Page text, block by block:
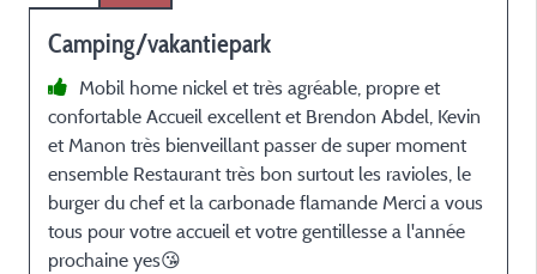
Camping/vakantiepark
Mobil home nickel et très agréable, propre et
confortable Accueil excellent et Brendon Abdel, Kevin
et Manon très bienveillant passer de super moment
ensemble Restaurant très bon surtout les ravioles, le
burger du chef et la carbonade flamande Merci a vous
tous pour votre accueil et votre gentillesse a l'année
prochaine yes😘